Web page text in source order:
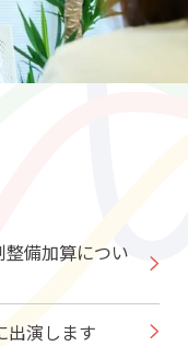
備加算につい
出演します